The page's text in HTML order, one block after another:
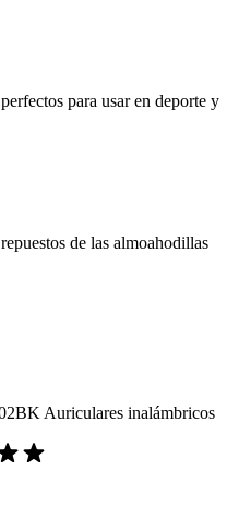
para usar en deporte y
de las almoahodillas
Auriculares inalámbricos